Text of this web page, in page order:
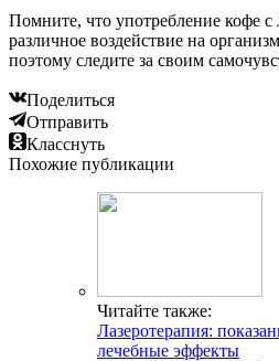
Помните, что употребление кофе
различное воздействие на
поэтому следите за своим
Поделиться
Отправить
Класснуть
Похожие публикации
Читайте также:
Лазеротерапия:
лечебные эффекты